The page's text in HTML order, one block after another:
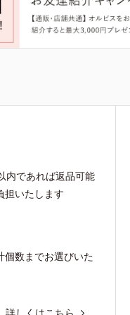
内であれば返品可能
担いたします
個数までお選びいた